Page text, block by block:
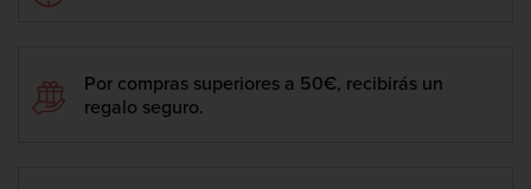
Por compras superiores a 50€, recibirás un
regalo seguro.